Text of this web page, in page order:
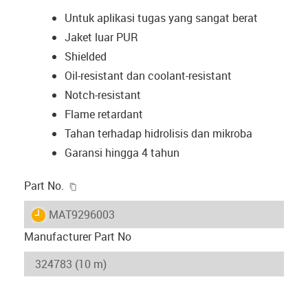
Untuk aplikasi tugas yang sangat berat
Jaket luar PUR
Shielded
Oil-resistant dan coolant-resistant
Notch-resistant
Flame retardant
Tahan terhadap hidrolisis dan mikroba
Garansi hingga 4 tahun
Part No.
igus-icon-lieferzeit
MAT9296003
Manufacturer Part No